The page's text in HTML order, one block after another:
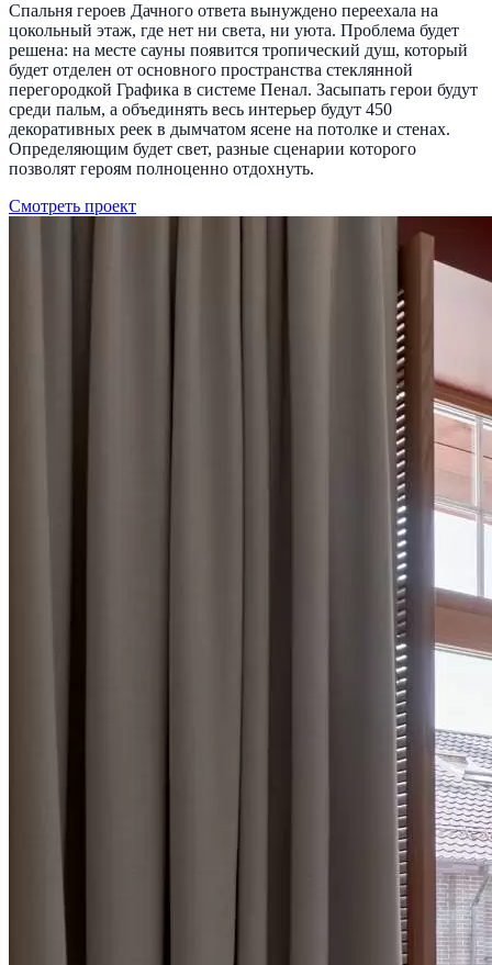
Спальня героев Дачного ответа вынуждено переехала на
цокольный этаж, где нет ни света, ни уюта. Проблема будет
решена: на месте сауны появится тропический душ, который
будет отделен от основного пространства стеклянной
перегородкой Графика в системе Пенал. Засыпать герои будут
среди пальм, а объединять весь интерьер будут 450
декоративных реек в дымчатом ясене на потолке и стенах.
Определяющим будет свет, разные сценарии которого
позволят героям полноценно отдохнуть.
Смотреть проект